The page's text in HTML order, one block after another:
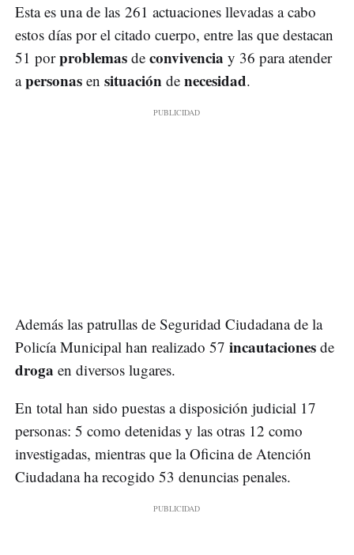
Esta es una de las 261 actuaciones llevadas a cabo
estos días por el citado cuerpo, entre las que destacan
51 porproblemas de convivencia y 36 para atender
apersonas en situación de necesidad.
Además las patrullas de Seguridad Ciudadana de la
Policía Municipal han realizado 57 incautaciones de
droga en diversos lugares.
En total han sido puestas a disposición judicial 17
personas: 5 como detenidas y las otras 12 como
investigadas, mientras que la Oficina de Atención
Ciudadana ha recogido 53 denuncias penales.